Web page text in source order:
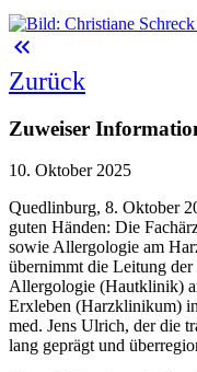
keyboard_double_arrow_left
Zurück
Zuweiser
10. Oktober 2025
Quedlinburg, 8. Oktober
guten Händen: Die
sowie Allergologie am
übernimmt die Leitung
Allergologie (Hautklinik)
Erxleben (Harzklinikum)
med. Jens Ulrich, der die
lang geprägt und